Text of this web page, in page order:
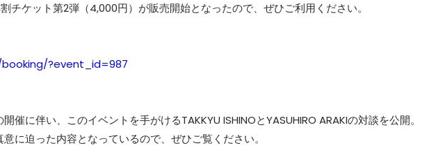
チケット第2弾（4,000円）が販売開始となったので、ぜひご利用ください。
?event_id=987
開催に伴い、このイベントを手がけるTAKKYU ISHINOとYASUHIRO ARAKIの対談を公開。
意に迫った内容となっているので、ぜひご覧ください。